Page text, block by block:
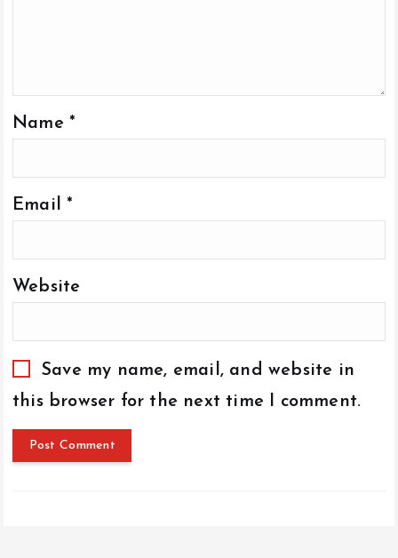
Name *
Email *
Website
Save my name, email, and website in
this browser for the next time I comment.